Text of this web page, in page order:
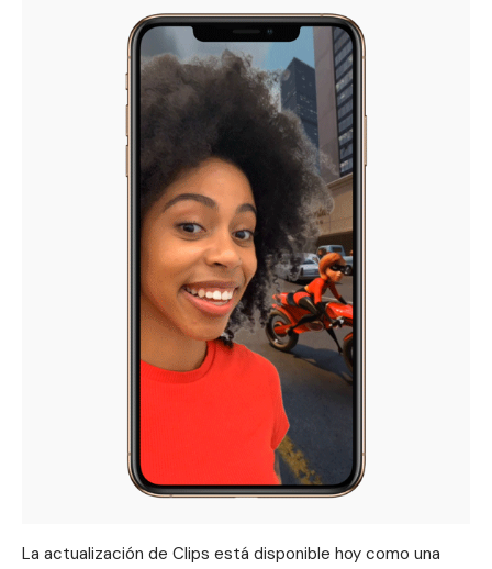
La actualización de Clips está disponible hoy como una